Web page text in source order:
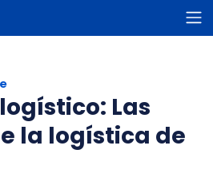
Las
la logística de